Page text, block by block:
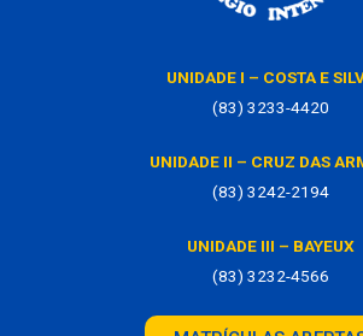
UNIDADE I – COSTA E
(83) 3233-4420
UNIDADE II – CRUZ DAS
(83) 3242-2194
UNIDADE III – BAYEUX
(83) 3232-4566